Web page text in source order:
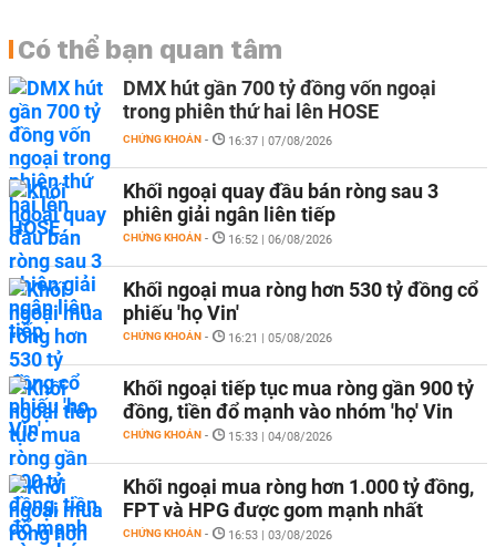
Có thể bạn quan tâm
DMX hút gần 700 tỷ đồng vốn ngoại
trong phiên thứ hai lên HOSE
CHỨNG KHOÁN - 16:37 | 07/08/2026
Khối ngoại quay đầu bán ròng sau 3
phiên giải ngân liên tiếp
CHỨNG KHOÁN - 16:52 | 06/08/2026
Khối ngoại mua ròng hơn 530 tỷ đồng cổ
phiếu 'họ Vin'
CHỨNG KHOÁN - 16:21 | 05/08/2026
Khối ngoại tiếp tục mua ròng gần 900 tỷ
đồng, tiền đổ mạnh vào nhóm 'họ' Vin
CHỨNG KHOÁN - 15:33 | 04/08/2026
Khối ngoại mua ròng hơn 1.000 tỷ đồng,
FPT và HPG được gom mạnh nhất
CHỨNG KHOÁN - 16:53 | 03/08/2026